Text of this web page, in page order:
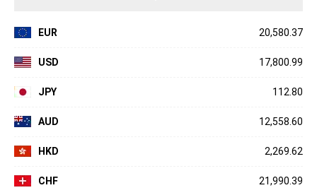
EUR 20,580.37
USD 17,800.99
JPY 112.80
AUD 12,558.60
HKD 2,269.62
CHF 21,990.39